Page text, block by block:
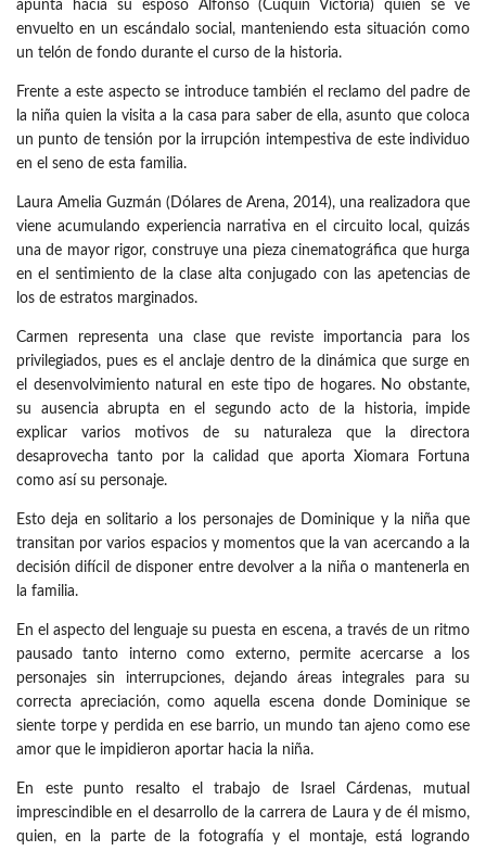
apunta hacia su esposo Alfonso (Cuquín Victoria) quien se ve
envuelto en un escándalo social, manteniendo esta situación como
un telón de fondo durante el curso de la historia.
Frente a este aspecto se introduce también el reclamo del padre de
la niña quien la visita a la casa para saber de ella, asunto que coloca
un punto de tensión por la irrupción intempestiva de este individuo
en el seno de esta familia.
Laura Amelia Guzmán (Dólares de Arena, 2014), una realizadora que
viene acumulando experiencia narrativa en el circuito local, quizás
una de mayor rigor, construye una pieza cinematográfica que hurga
en el sentimiento de la clase alta conjugado con las apetencias de
los de estratos marginados.
Carmen representa una clase que reviste importancia para los
privilegiados, pues es el anclaje dentro de la dinámica que surge en
el desenvolvimiento natural en este tipo de hogares. No obstante,
su ausencia abrupta en el segundo acto de la historia, impide
explicar varios motivos de su naturaleza que la directora
desaprovecha tanto por la calidad que aporta Xiomara Fortuna
como así su personaje.
Esto deja en solitario a los personajes de Dominique y la niña que
transitan por varios espacios y momentos que la van acercando a la
decisión difícil de disponer entre devolver a la niña o mantenerla en
la familia.
En el aspecto del lenguaje su puesta en escena, a través de un ritmo
pausado tanto interno como externo, permite acercarse a los
personajes sin interrupciones, dejando áreas integrales para su
correcta apreciación, como aquella escena donde Dominique se
siente torpe y perdida en ese barrio, un mundo tan ajeno como ese
amor que le impidieron aportar hacia la niña.
En este punto resalto el trabajo de Israel Cárdenas, mutual
imprescindible en el desarrollo de la carrera de Laura y de él mismo,
quien, en la parte de la fotografía y el montaje, está logrando